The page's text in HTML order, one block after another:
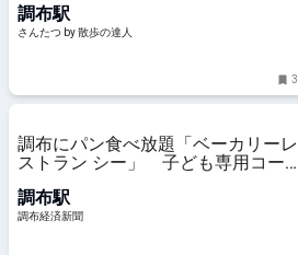
調布駅
さんたつ by 散歩の達人
3
調布にパン食べ放題「ベーカリーレ
ストラン シー」 子ども専用コー
調布駅
調布経済新聞